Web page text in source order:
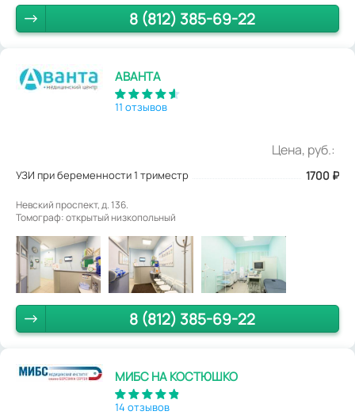
8 (812) 385-69-22
АВАНТА
11 отзывов
Цена, руб.:
УЗИ при беременности 1 триместр 1700 ₽
Невский проспект, д. 136.
Томограф: открытый низкопольный
8 (812) 385-69-22
МИБС НА КОСТЮШКО
14 отзывов